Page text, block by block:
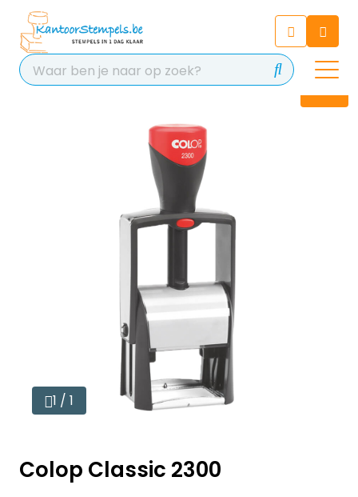
Chat 24/7 met onze chatbot
voor hulp
Contact
1 / 1
Colop Classic 2300